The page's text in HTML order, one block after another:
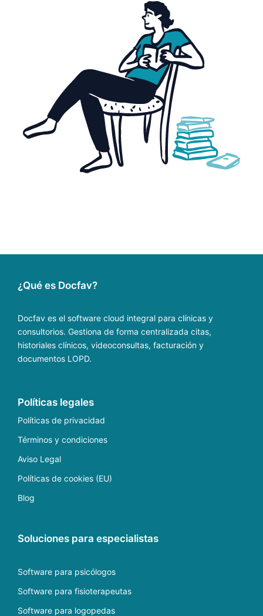
¿Qué es Docfav?
Docfav es el software cloud integral para clínicas y
consultorios. Gestiona de forma centralizada citas,
historiales clínicos, videoconsultas, facturación y
documentos LOPD.
Políticas legales
Políticas de privacidad
Términos y condiciones
Aviso Legal
Políticas de cookies (EU)
Blog
Soluciones para especialistas
Software para psicólogos
Software para fisioterapeutas
Software para logopedas